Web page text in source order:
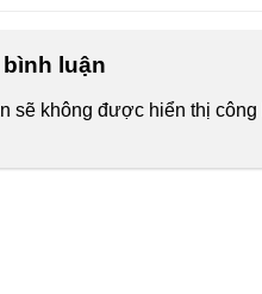
luận
sẽ không được hiển thị công